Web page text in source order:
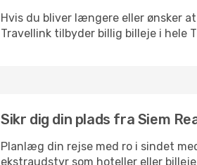
Hvis du bliver længere eller ønsker
Travellink tilbyder billig billeje i hele
Sikr dig din plads fra Siem
Planlæg din rejse med ro i sindet
ekstraudstyr som hoteller eller